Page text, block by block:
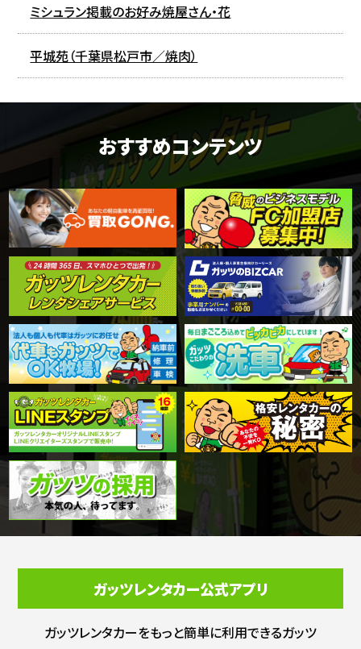
ミシュラン掲載のお好み焼屋さん・花
平城苑（千葉県松戸市／焼肉）
おすすめコンテンツ
ガッツレンタカー公式アプリ
ガッツレンタカーをもっと簡単に利用できるガッツ